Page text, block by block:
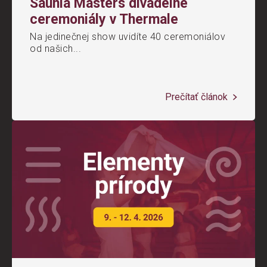
Saunia Masters divadelné
ceremoniály v Thermale
Na jedinečnej show uvidíte 40 ceremoniálov
od našich...
Prečítať článok